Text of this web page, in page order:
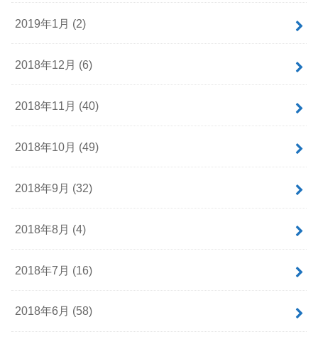
2019年1月 (2)
2018年12月 (6)
2018年11月 (40)
2018年10月 (49)
2018年9月 (32)
2018年8月 (4)
2018年7月 (16)
2018年6月 (58)